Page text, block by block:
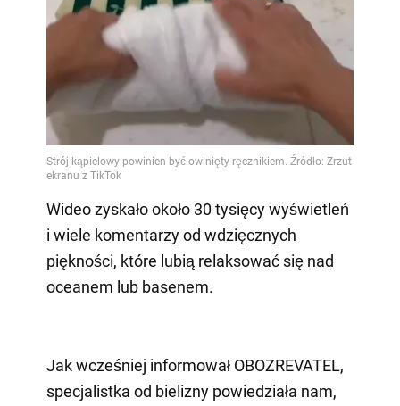
Wideo zyskało około 30 tysięcy wyświetleń
i wiele komentarzy od wdzięcznych
piękności, które lubią relaksować się nad
oceanem lub basenem.
Jak wcześniej informował OBOZREVATEL,
specjalistka od bielizny powiedziała nam,